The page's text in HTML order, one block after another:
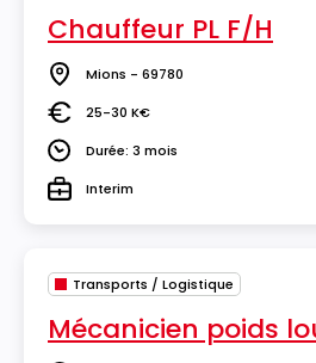
Chauffeur PL F/H
Lieu Mions - 69780
Salaire25-30 K€
DuréeDurée: 3 mois
TypeInterim
Transports / Logistique
Mécanicien poids